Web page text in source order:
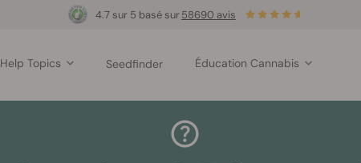
4.7 sur 5 basé sur58690 avis
Help Topics Seedfinder Éducation Cannabis